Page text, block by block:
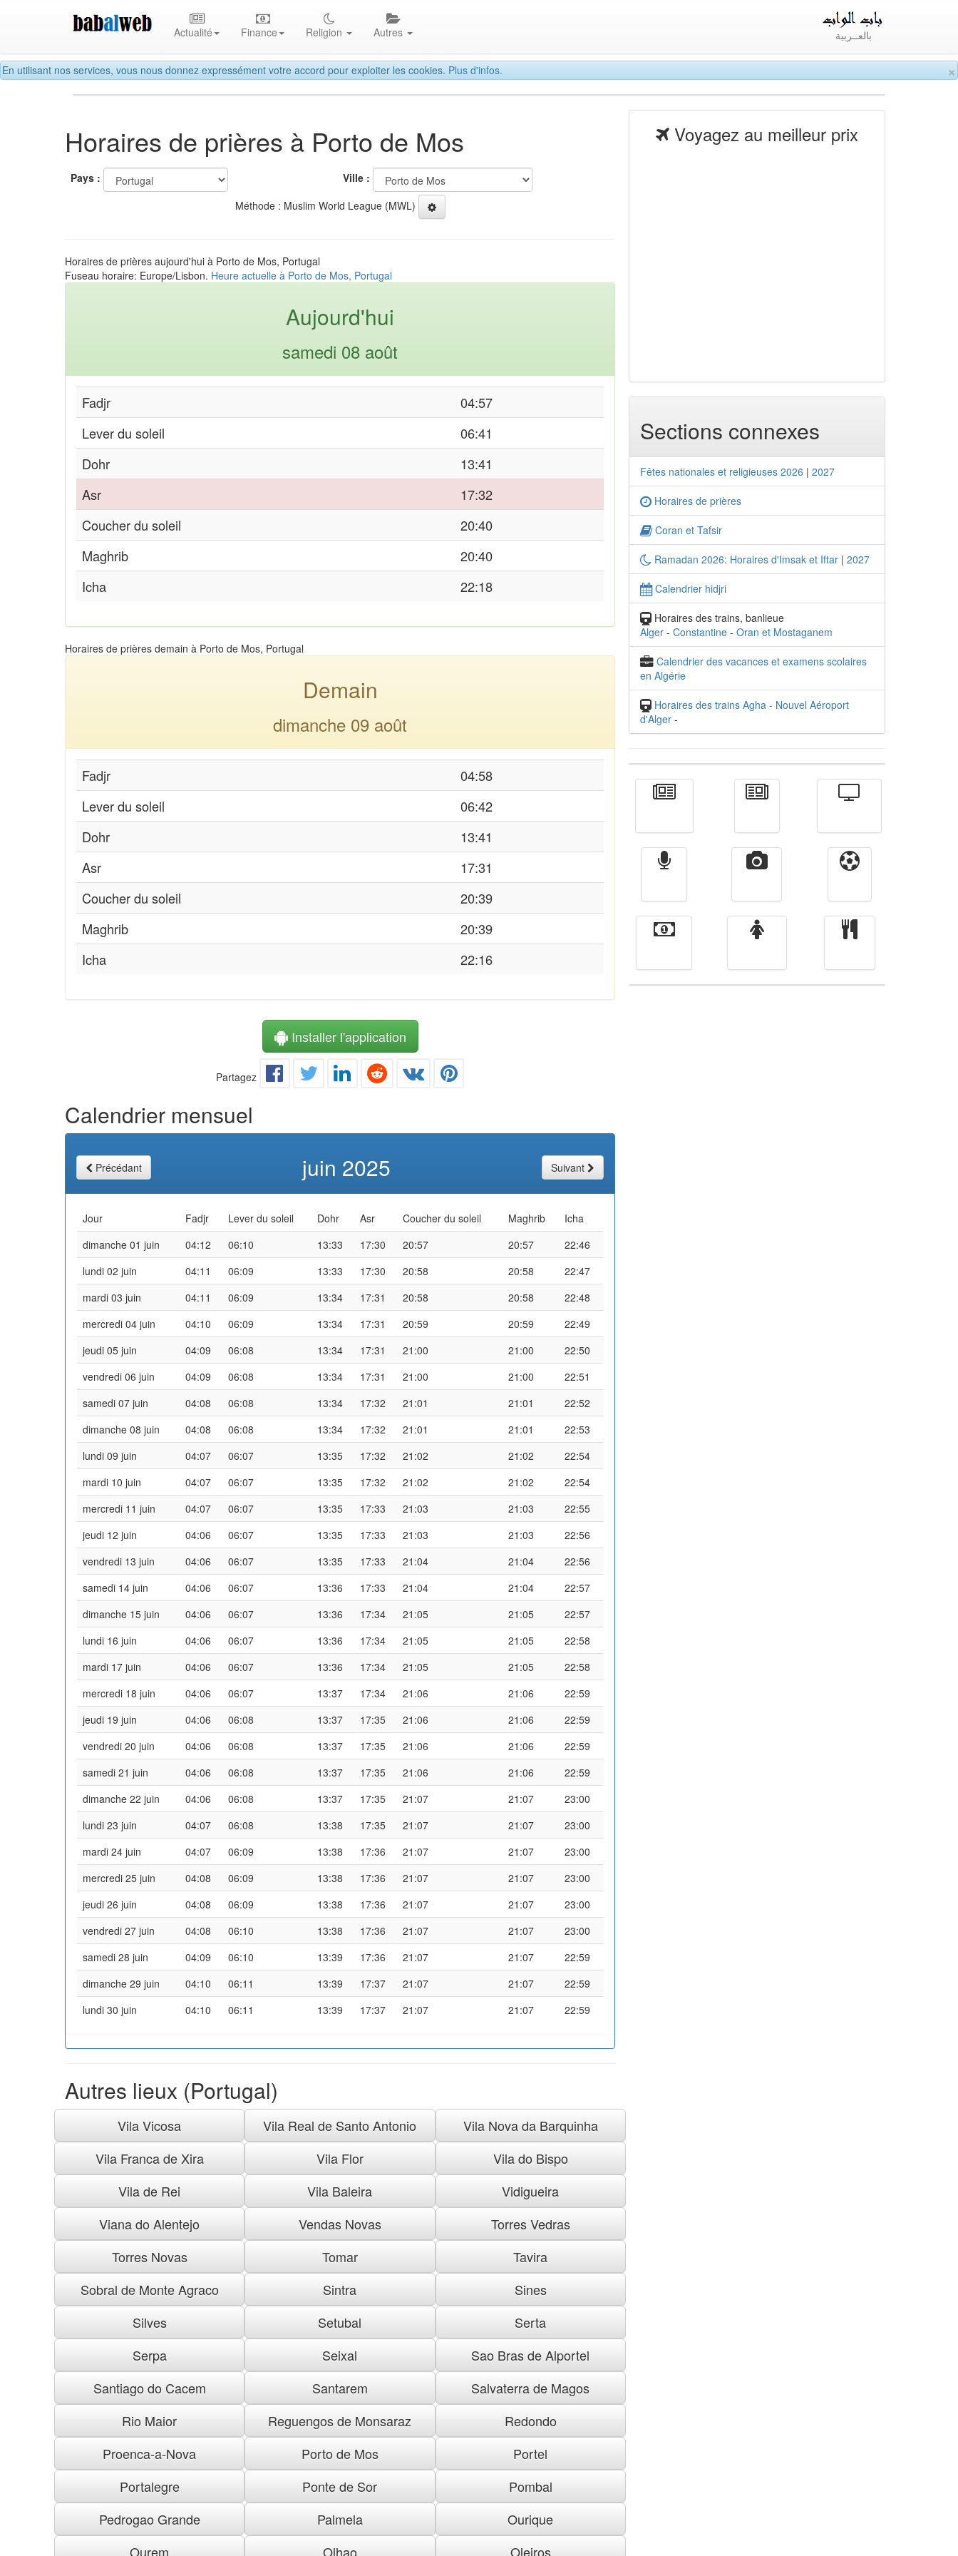
×
En utilisant nos services, vous nous donnez expressément votre accord pour exploiter les cookies. Plus d'infos.
Actualité Finance Religion Autres بالعــربية
Horaires de prières à Porto de Mos
Pays :
Ville :
Méthode : Muslim World League (MWL)
Horaires de prières aujourd'hui à Porto de Mos, Portugal
Fuseau horaire: Europe/Lisbon. Heure actuelle à Porto de Mos, Portugal
Aujourd'hui
samedi 08 août
Fadjr
04:57
Lever du soleil
06:41
Dohr
13:41
Asr
17:32
Coucher du soleil
20:40
Maghrib
20:40
Icha
22:18
Horaires de prières demain à Porto de Mos, Portugal
Demain
dimanche 09 août
Fadjr
04:58
Lever du soleil
06:42
Dohr
13:41
Asr
17:31
Coucher du soleil
20:39
Maghrib
20:39
Icha
22:16
Installer l'application
Partagez
Calendrier mensuel
Précédant juin 2025 Suivant
Jour Fadjr Lever du soleil Dohr Asr Coucher du soleil Maghrib
Icha
dimanche 01 juin
04:12 06:10 13:33 17:30 20:57 20:57
22:46
lundi 02 juin
04:11 06:09 13:33 17:30 20:58 20:58
22:47
mardi 03 juin
04:11 06:09 13:34 17:31 20:58 20:58
22:48
mercredi 04 juin
04:10 06:09 13:34 17:31 20:59 20:59
22:49
jeudi 05 juin
04:09 06:08 13:34 17:31 21:00 21:00
22:50
vendredi 06 juin
04:09 06:08 13:34 17:31 21:00 21:00
22:51
samedi 07 juin
04:08 06:08 13:34 17:32 21:01 21:01
22:52
dimanche 08 juin
04:08 06:08 13:34 17:32 21:01 21:01
22:53
lundi 09 juin
04:07 06:07 13:35 17:32 21:02 21:02
22:54
mardi 10 juin
04:07 06:07 13:35 17:32 21:02 21:02
22:54
mercredi 11 juin
04:07 06:07 13:35 17:33 21:03 21:03
22:55
jeudi 12 juin
04:06 06:07 13:35 17:33 21:03 21:03
22:56
vendredi 13 juin
04:06 06:07 13:35 17:33 21:04 21:04
22:56
samedi 14 juin
04:06 06:07 13:36 17:33 21:04 21:04
22:57
dimanche 15 juin
04:06 06:07 13:36 17:34 21:05 21:05
22:57
lundi 16 juin
04:06 06:07 13:36 17:34 21:05 21:05
22:58
mardi 17 juin
04:06 06:07 13:36 17:34 21:05 21:05
22:58
mercredi 18 juin
04:06 06:07 13:37 17:34 21:06 21:06
22:59
jeudi 19 juin
04:06 06:08 13:37 17:35 21:06 21:06
22:59
vendredi 20 juin
04:06 06:08 13:37 17:35 21:06 21:06
22:59
samedi 21 juin
04:06 06:08 13:37 17:35 21:06 21:06
22:59
dimanche 22 juin
04:06 06:08 13:37 17:35 21:07 21:07
23:00
lundi 23 juin
04:07 06:08 13:38 17:35 21:07 21:07
23:00
mardi 24 juin
04:07 06:09 13:38 17:36 21:07 21:07
23:00
mercredi 25 juin
04:08 06:09 13:38 17:36 21:07 21:07
23:00
jeudi 26 juin
04:08 06:09 13:38 17:36 21:07 21:07
23:00
vendredi 27 juin
04:08 06:10 13:38 17:36 21:07 21:07
23:00
samedi 28 juin
04:09 06:10 13:39 17:36 21:07 21:07
22:59
dimanche 29 juin
04:10 06:11 13:39 17:37 21:07 21:07
22:59
lundi 30 juin
04:10 06:11 13:39 17:37 21:07 21:07 22:59
Autres lieux (Portugal)
Vila Vicosa Vila Real de Santo Antonio
Vila Nova da Barquinha
Vila Franca de Xira
Vila Flor
Vila do Bispo
Vila de Rei
Vila Baleira
Vidigueira
Viana do Alentejo
Vendas Novas
Torres Vedras
Torres Novas
Tomar
Tavira
Sobral de Monte Agraco
Sintra
Sines
Silves
Setubal
Serta
Serpa
Seixal
Sao Bras de Alportel
Santiago do Cacem
Santarem
Salvaterra de Magos
Rio Maior
Reguengos de Monsaraz
Redondo
Proenca-a-Nova
Porto de Mos
Portel
Portalegre
Ponte de Sor
Pombal
Pedrogao Grande
Palmela
Ourique
Ourem
Olhao Oleiros
Voyagez au meilleur prix
Sections connexes
Fêtes nationales et religieuses 2026 | 2027
Horaires de prières
Coran et Tafsir
Ramadan 2026: Horaires d'Imsak et Iftar | 2027
Calendrier hidjri
Horaires des trains, banlieue
Alger - Constantine - Oran et Mostaganem
Calendrier des vacances et examens scolaires
en Algérie
Horaires des trains Agha - Nouvel Aéroport
d'Alger -